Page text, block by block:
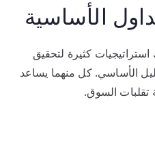
الأساسية
كثيرة لتحقيق
الأساسي. كل منهما يساعد
تقلبات السوق.